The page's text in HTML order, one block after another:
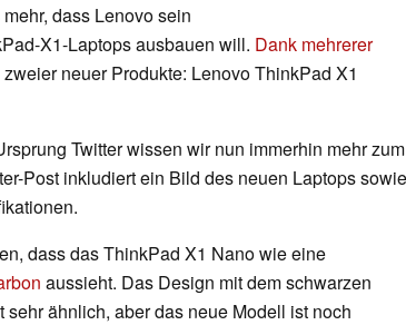
dass Lenovo sein
X1-Laptops ausbauen will. Dank mehrerer
neuer Produkte: Lenovo ThinkPad X1
Twitter wissen wir nun immerhin mehr zum
Post inkludiert ein Bild des neuen Laptops sowie
dass das ThinkPad X1 Nano wie eine
aussieht. Das Design mit dem schwarzen
ähnlich, aber das neue Modell ist noch